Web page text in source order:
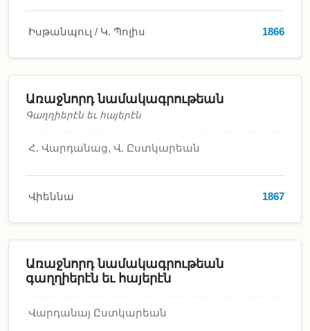
Իսթանպուլ / Կ. Պոլիս 1866
Առաջնորդ նամակագրութեան
Գաղղիերէն եւ հայերէն
Հ. Վարդանաց, Վ. Ըստկարեան
Վիեննա 1867
Առաջնորդ նամակագրութեան
գաղղիերէն եւ հայերէն
Վարդանայ Ըստկարեան